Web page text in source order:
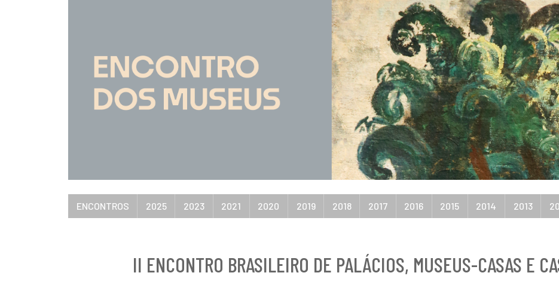
ENCONTROS 2025 2023 2021 2020 2019 2018 2017 2016 2015 2014 2013
II ENCONTRO BRASILEIRO DE PALÁCIOS, MUSEUS-CASAS E